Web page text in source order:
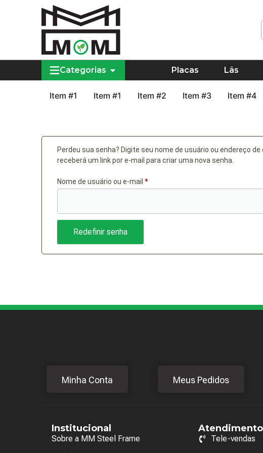
Categorias Placas Lãs
Item #1 Item #1 Item #2 Item #3 Item #4
Perdeu sua senha? Digite seu nome de usuário ou endereço de
receberá um link por e-mail para criar uma nova senha.
Nome de usuário ou e-mail *
Redefinir senha
Minha Conta Meus Pedidos
Institucional
Sobre a MM Steel Frame
Atendimento
Tele-vendas